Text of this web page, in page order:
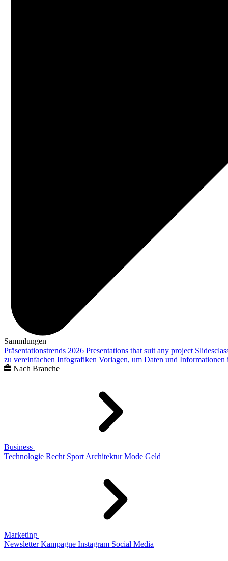
Sammlungen
Präsentationstrends 2026 Presentations that suit any project
zu vereinfachen Infografiken Vorlagen, um Daten und
Nach Branche
Business
Technologie Recht Sport Architektur Mode Geld
Marketing
Newsletter Kampagne Instagram Social Media